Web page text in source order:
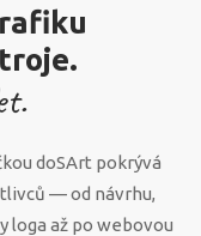
doSArt pokrývá
— od návrhu,
loga až po webovou